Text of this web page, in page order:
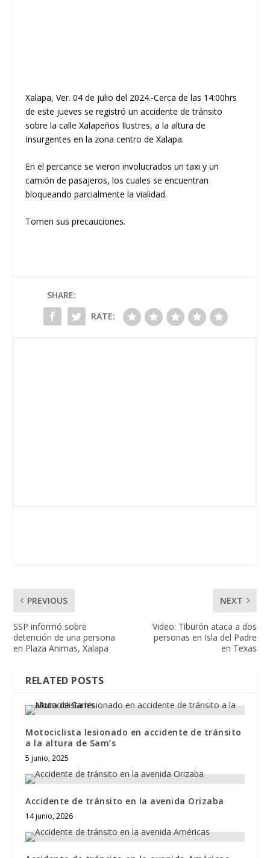
Xalapa, Ver. 04 de julio del 2024.-Cerca de las 14:00hrs
de este jueves se registró un accidente de tránsito
sobre la calle Xalapeños Ilustres, a la altura de
Insurgentes en la zona centro de Xalapa.
En el percance se vieron involucrados un taxi y un
camión de pasajeros, los cuales se encuentran
bloqueando parcialmente la vialidad.
Tomen sus precauciones.
SHARE:
RATE:
PREVIOUS
SSP informó sobre
detención de una persona
en Plaza Animas, Xalapa
NEXT
Video: Tiburón ataca a dos
personas en Isla del Padre
en Texas
RELATED POSTS
Motociclista lesionado en accidente de tránsito
a la altura de Sam’s
5 junio, 2025
Accidente de tránsito en la avenida Orizaba
14 junio, 2026